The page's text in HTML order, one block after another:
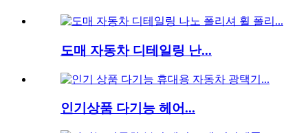
도매 자동차 디테일링 난...
인기상품 다기능 헤어...